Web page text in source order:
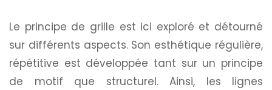
Le principe de grille est ici exploré et détourné
sur différents aspects. Son esthétique régulière,
répétitive est développée tant sur un principe
de motif que structurel. Ainsi, les lignes